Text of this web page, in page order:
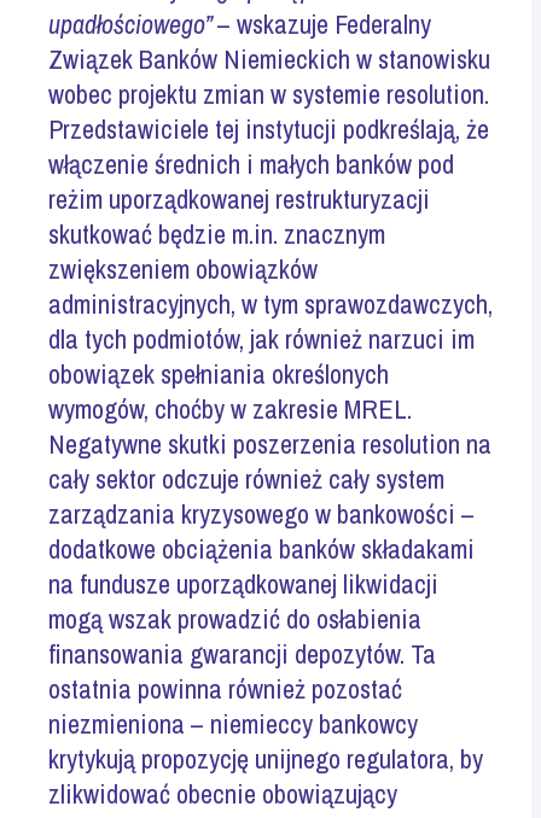
upadłościowego”– wskazuje Federalny
Związek Banków Niemieckich w stanowisku
wobec projektu zmian w systemie resolution.
Przedstawiciele tej instytucji podkreślają, że
włączenie średnich i małych banków pod
reżim uporządkowanej restrukturyzacji
skutkować będzie m.in. znacznym
zwiększeniem obowiązków
administracyjnych, w tym sprawozdawczych,
dla tych podmiotów, jak również narzuci im
obowiązek spełniania określonych
wymogów, choćby w zakresie MREL.
Negatywne skutki poszerzenia resolution na
cały sektor odczuje również cały system
zarządzania kryzysowego w bankowości –
dodatkowe obciążenia banków składakami
na fundusze uporządkowanej likwidacji
mogą wszak prowadzić do osłabienia
finansowania gwarancji depozytów. Ta
ostatnia powinna również pozostać
niezmieniona – niemieccy bankowcy
krytykują propozycję unijnego regulatora, by
zlikwidować obecnie obowiązujący